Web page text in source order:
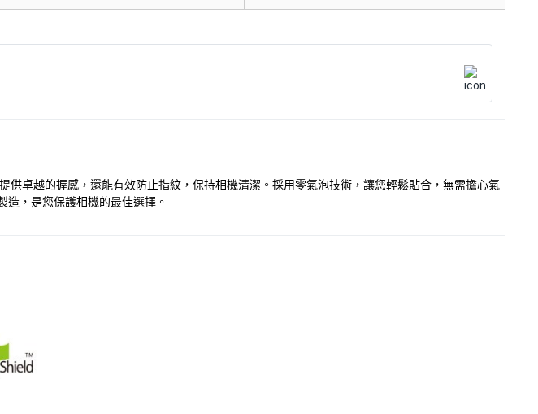
卓越的握感，還能有效防止指紋，保持相機清潔。採用零氣泡技術，讓您輕鬆貼合，無需擔心氣
，是您保護相機的最佳選擇。